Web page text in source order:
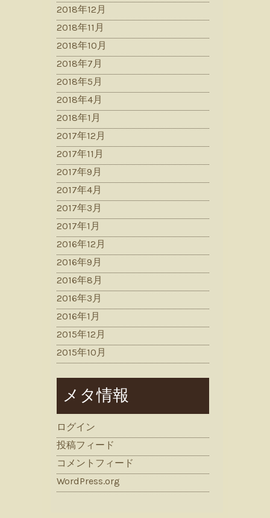
2018年12月
2018年11月
2018年10月
2018年7月
2018年5月
2018年4月
2018年1月
2017年12月
2017年11月
2017年9月
2017年4月
2017年3月
2017年1月
2016年12月
2016年9月
2016年8月
2016年3月
2016年1月
2015年12月
2015年10月
メタ情報
ログイン
投稿フィード
コメントフィード
WordPress.org